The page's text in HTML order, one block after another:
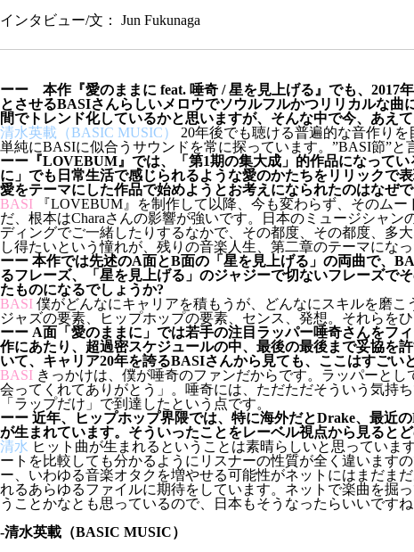
インタビュー/文： Jun Fukunaga
ーー 本作『愛のままに feat. 唾奇 / 星を見上げる』でも、
とさせるBASIさんらしいメロウでソウルフルかつリリカルな
間でトレンド化しているかと思いますが、そんな中で今、あえ
清水英載（BASIC MUSIC）
20年後でも聴ける普遍的な音作り
単純にBASIに似合うサウンドを常に探っています。”BASI節”
ーー『LOVEBUM』では、「第1期の集大成」的作品になって
に」でも日常生活で感じられるような愛のかたちをリリックで
愛をテーマにした作品で始めようとお考えになられたのはなぜ
BASI 『LOVEBUM』を制作して以降、今も変わらず、そのム
だ、根本はCharaさんの影響が強いです。日本のミュージシャ
ディングでご一緒したりするなかで、その都度、その都度、多
し得たいという憧れが、残りの音楽人生、第二章のテーマになっ
ーー 本作では先述のA面とB面の「星を見上げる」の両曲で、
るフレーズ、「星を見上げる」のジャジーで切ないフレーズで
たものになるでしょうか?
BASI 僕がどんなにキャリアを積もうが、どんなにスキルを磨
ジャズの要素、ヒップホップの要素、センス、発想。それらを
ーー A面「愛のままに」では若手の注目ラッパー唾奇さんをフ
作にあたり、超過密スケジュールの中、最後の最後まで妥協を
いて、キャリア20年を誇るBASIさんから見ても、ここはすご
BASI きっかけは、僕が唾奇のファンだからです。ラッパーと
会ってくれてありがとう」。唾奇には、ただただそういう気持
「ラップだけ」で到達したという点です。
ーー 近年、ヒップホップ界隈では、特に海外だとDrake、最近
が生まれています。そういったことをレーベル視点から見ると
清水 ヒット曲が生まれるということは素晴らしいと思ってい
ートを比較しても分かるようにリスナーの性質が全く違います
ー、いわゆる音楽オタクを増やせる可能性がネットにはまだま
れるあらゆるファイルに期待をしています。ネットで楽曲を掘
うことかなとも思っているので、日本もそうなったらいいですね
-清水英載（BASIC MUSIC）